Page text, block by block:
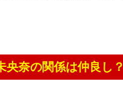
央奈の関係は仲良し？